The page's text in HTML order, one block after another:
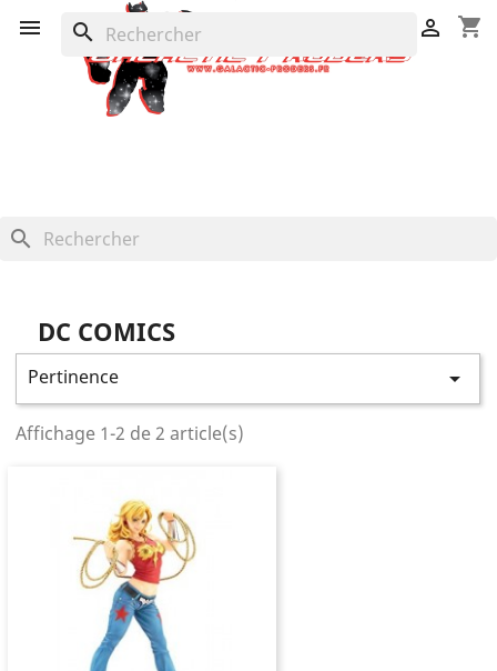
 shopping_cart

search
search
DC COMICS
Pertinence 
Affichage 1-2 de 2 article(s)